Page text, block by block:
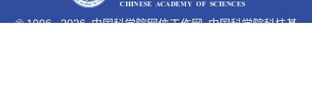
© 1996 -2026 中国科学院网信工作网 中国科学院科技基